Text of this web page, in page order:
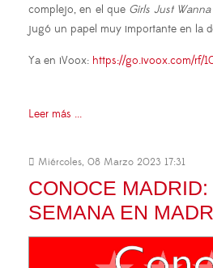
complejo, en el que Girls Just
jugó un papel muy importante en la
Ya en iVoox: https://go.ivoox.com/rf/
Leer más ...
Miércoles, 08 Marzo 2023 17:31
CONOCE
SEMANA EN